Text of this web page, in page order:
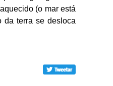
(o mar está
da terra se desloca